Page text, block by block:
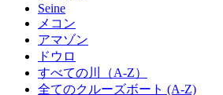
Seine
メコン
アマゾン
ドウロ
すべての川（A-Z）
全てのクルーズボート (A-Z)